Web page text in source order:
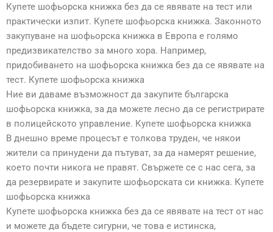
Купете шофьорска книжка без да се явявате на тест или
практически изпит. Купете шофьорска книжка. Законното
закупуване на шофьорска книжка в Европа е голямо
предизвикателство за много хора. Например,
придобиването на шофьорска книжка без да се явявате на
тест. Купете шофьорска книжка
Ние ви даваме възможност да закупите българска
шофьорска книжка, за да можете лесно да се регистрирате
в полицейското управление. Купете шофьорска книжка
В днешно време процесът е толкова труден, че някои
жители са принудени да пътуват, за да намерят решение,
което почти никога не правят. Свържете се с нас сега, за
да резервирате и закупите шофьорската си книжка. Купете
шофьорска книжка
Купете шофьорска книжка без да се явявате на тест от нас
и можете да бъдете сигурни, че това е истинска,